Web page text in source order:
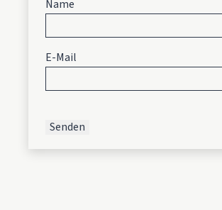
Name
E-Mail